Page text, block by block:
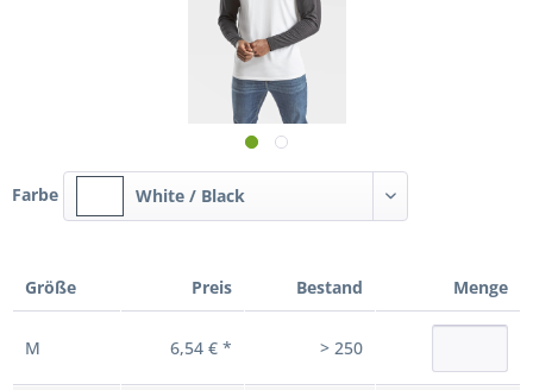
Farbe White / Black
Größe Preis Bestand Menge
M 6,54 € * > 250